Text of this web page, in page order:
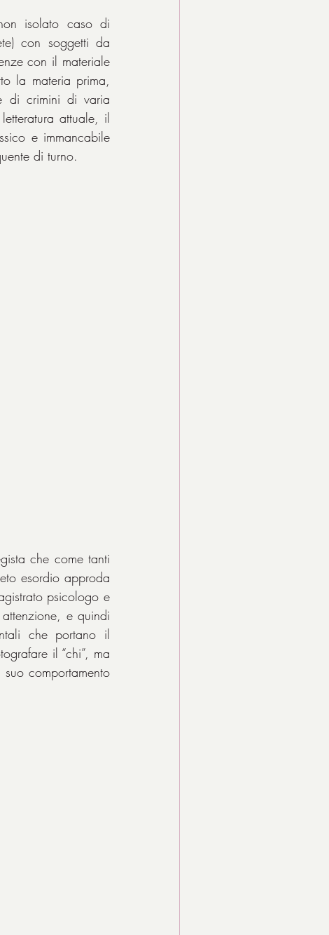
isolato caso di
con soggetti da
con il materiale
la materia prima,
di crimini di varia
attuale, il
e immancabile
di turno.
che come tanti
esordio approda
psicologo e
e quindi
che portano il
il “chi”, ma
comportamento